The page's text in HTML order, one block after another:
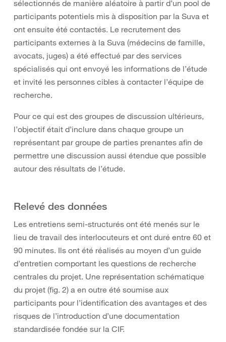
sélectionnés de manière aléatoire à partir d’un pool de
participants potentiels mis à disposition par la Suva et
ont ensuite été contactés. Le recrutement des
participants externes à la Suva (médecins de famille,
avocats, juges) a été effectué par des services
spécialisés qui ont envoyé les informations de l’étude
et invité les personnes cibles à contacter l’équipe de
recherche.
Pour ce qui est des groupes de discussion ultérieurs,
l’objectif était d’inclure dans chaque groupe un
représentant par groupe de parties prenantes afin de
permettre une discussion aussi étendue que possible
autour des résultats de l’étude.
Relevé des données
Les entretiens semi-structurés ont été menés sur le
lieu de travail des interlocuteurs et ont duré entre 60 et
90 minutes. Ils ont été réalisés au moyen d’un guide
d’entretien comportant les questions de recherche
centrales du projet. Une représentation schématique
du projet (fig. 2) a en outre été soumise aux
participants pour l’identification des avantages et des
risques de l’introduction d’une documentation
standardisée fondée sur la CIF.